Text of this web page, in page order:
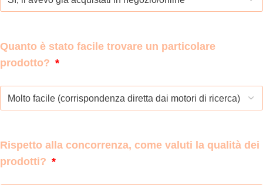
Quanto è stato facile trovare un particolare
prodotto?
Rispetto alla concorrenza, come valuti la qualità dei
prodotti?